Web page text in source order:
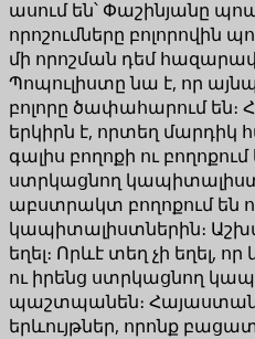
ասում են՝ Փաշինյանը
որոշումները բոլորովին
մի որոշման դեմ
Պոպուլիստը նա է, որ
բոլորը ծափահարում
երկիրն է, որտեղ մարդիկ
գալիս բողոքի ու բողոքում
ստրկացնող
աբստրակտ բողոքում են
կապիտալիստներին։
եղել։ Որևէ տեղ չի եղել,
ու իրենց ստրկացնող
պաշտպանեն։
երևույթներ, որոնք